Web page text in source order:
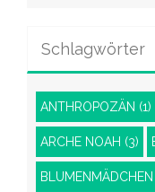
Schlagwörter
ANTHROPOZÄN (1)
ARCHE NOAH (3)
BLUMENMÄDCHEN